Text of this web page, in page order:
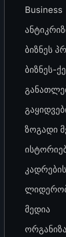
Business
ბიზნეს
ბიზნეს-
ზოგადი
მედია